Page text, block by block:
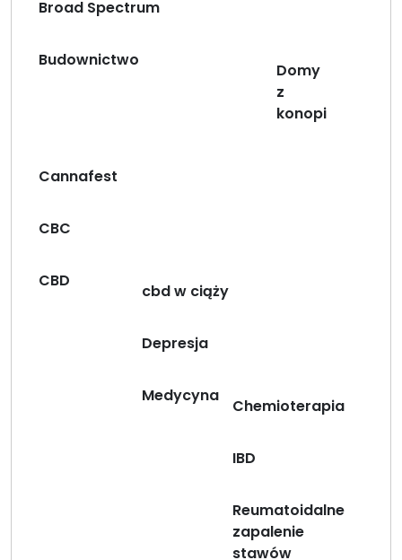
Broad Spectrum
Budownictwo
Domy
z
konopi
Cannafest
CBC
CBD
cbd w ciąży
Depresja
Medycyna
Chemioterapia
IBD
Reumatoidalne
zapalenie
stawów